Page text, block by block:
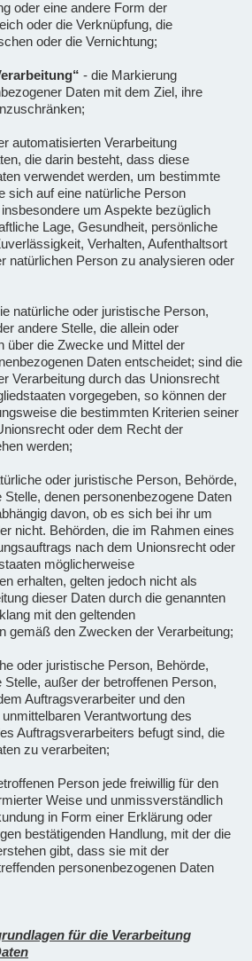
oder eine andere Form der
oder die Verknüpfung, die
oder die Vernichtung;
- die Markierung
Daten mit dem Ziel, ihre
automatisierten Verarbeitung
die darin besteht, dass diese
verwendet werden, um bestimmte
sich auf eine natürliche Person
um Aspekte bezüglich
Lage, Gesundheit, persönliche
Verhalten, Aufenthaltsort
natürlichen Person zu analysieren oder
natürliche oder juristische Person,
andere Stelle, die allein oder
über die Zwecke und Mittel der
Daten entscheidet; sind die
Verarbeitung durch das Unionsrecht
vorgegeben, so können der
die bestimmten Kriterien seiner
oder dem Recht der
werden;
oder juristische Person, Behörde,
Stelle, denen personenbezogene Daten
davon, ob es sich bei ihr um
nicht. Behörden, die im Rahmen eines
nach dem Unionsrecht oder
möglicherweise
erhalten, gelten jedoch nicht als
dieser Daten durch die genannten
mit den geltenden
gemäß den Zwecken der Verarbeitung;
oder juristische Person, Behörde,
Stelle, außer der betroffenen Person,
Auftragsverarbeiter und den
Verantwortung des
Auftragsverarbeiters befugt sind, die
zu verarbeiten;
Person jede freiwillig für den
Weise und unmissverständlich
in Form einer Erklärung oder
bestätigenden Handlung, mit der die
gibt, dass sie mit der
personenbezogenen Daten
für die Verarbeitung